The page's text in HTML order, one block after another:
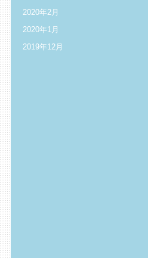
2020年2月
2020年1月
2019年12月